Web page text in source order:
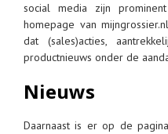
social media zijn
homepage van
dat (sales)acties,
productnieuws onder de
Nieuws
Daarnaast is er op de